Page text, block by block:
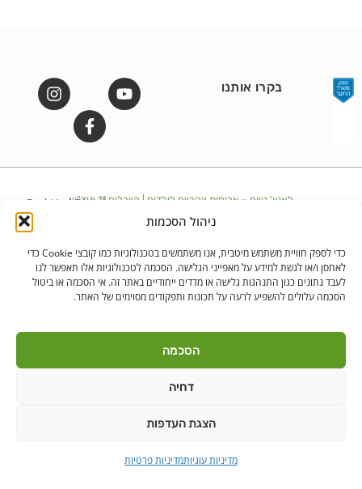
ניהול הסכמות
כדי לספק חוויית משתמש מיטבית, אנו משתמשים בטכנולוגיות כמו קובצי Cookie כדי
לאחסן ו/או לגשת למידע על מאפייני הגלישה. הסכמה לטכנולוגיות אלו תאפשר לנו
לעבד נתונים כגון התנהגות גלישה או מדדים ייחודיים באתר זה. אי הסכמה או ביטול
הסכמה עלולים להשפיע לרעה על תכונות ותפקודים מסוימים של האתר.
הסכמה
דחיה
הצגת העדפות
מדיניות עוגיותמדיניות פרטיות
בקרו אותנו
לאנץ' טיים – ארוחות צהריים לילדים | היובלים 11 הוד"שPushUp | Digital
הודה"ש ברקן